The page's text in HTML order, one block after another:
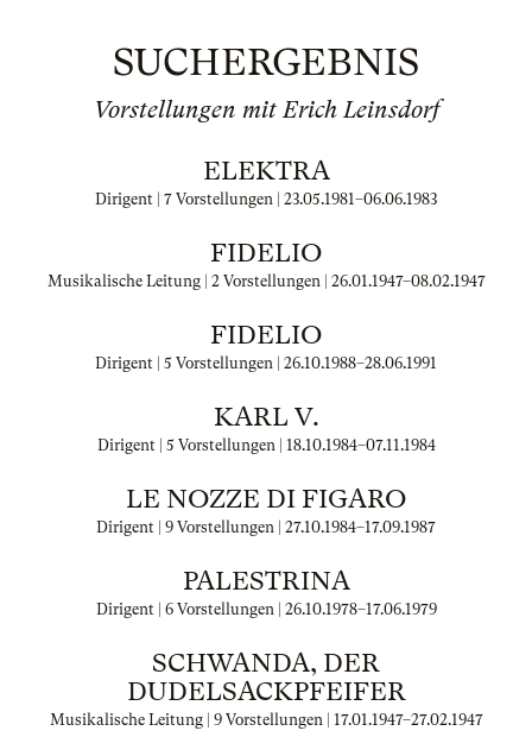
SUCHERGEBNIS
Vorstellungen mit Erich Leinsdorf
ELEKTRA
Dirigent | 7 Vorstellungen | 23.05.1981–06.06.1983
FIDELIO
Musikalische Leitung | 2 Vorstellungen | 26.01.1947–08.02.1947
FIDELIO
Dirigent | 5 Vorstellungen | 26.10.1988–28.06.1991
KARL V.
Dirigent | 5 Vorstellungen | 18.10.1984–07.11.1984
LE NOZZE DI FIGARO
Dirigent | 9 Vorstellungen | 27.10.1984–17.09.1987
PALESTRINA
Dirigent | 6 Vorstellungen | 26.10.1978–17.06.1979
SCHWANDA, DER
DUDELSACKPFEIFER
Musikalische Leitung | 9 Vorstellungen | 17.01.1947–27.02.1947